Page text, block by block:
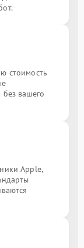
стоимость
вашего
Apple,